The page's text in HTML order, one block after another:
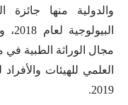
والدولية منها جائزة
2019.